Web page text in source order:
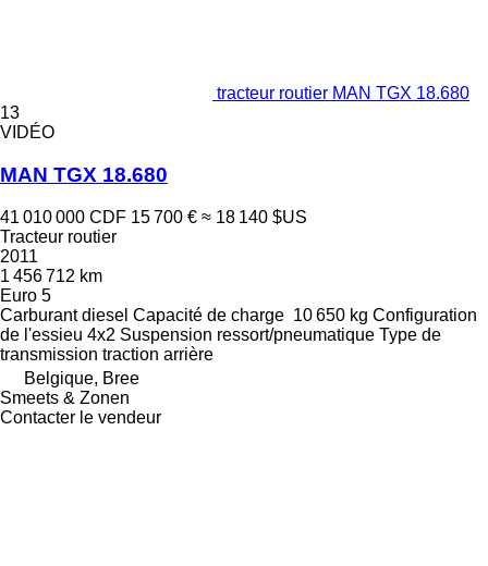
tracteur routier MAN TGX 18.680
13
VIDÉO
MAN TGX 18.680
41 010 000 CDF 15 700 € ≈ 18 140 $US
Tracteur routier
2011
1 456 712 km
Euro 5
Carburant diesel Capacité de charge 10 650 kg Configuration
de l'essieu 4x2 Suspension ressort/pneumatique Type de
transmission traction arrière
Belgique, Bree
Smeets & Zonen
Contacter le vendeur